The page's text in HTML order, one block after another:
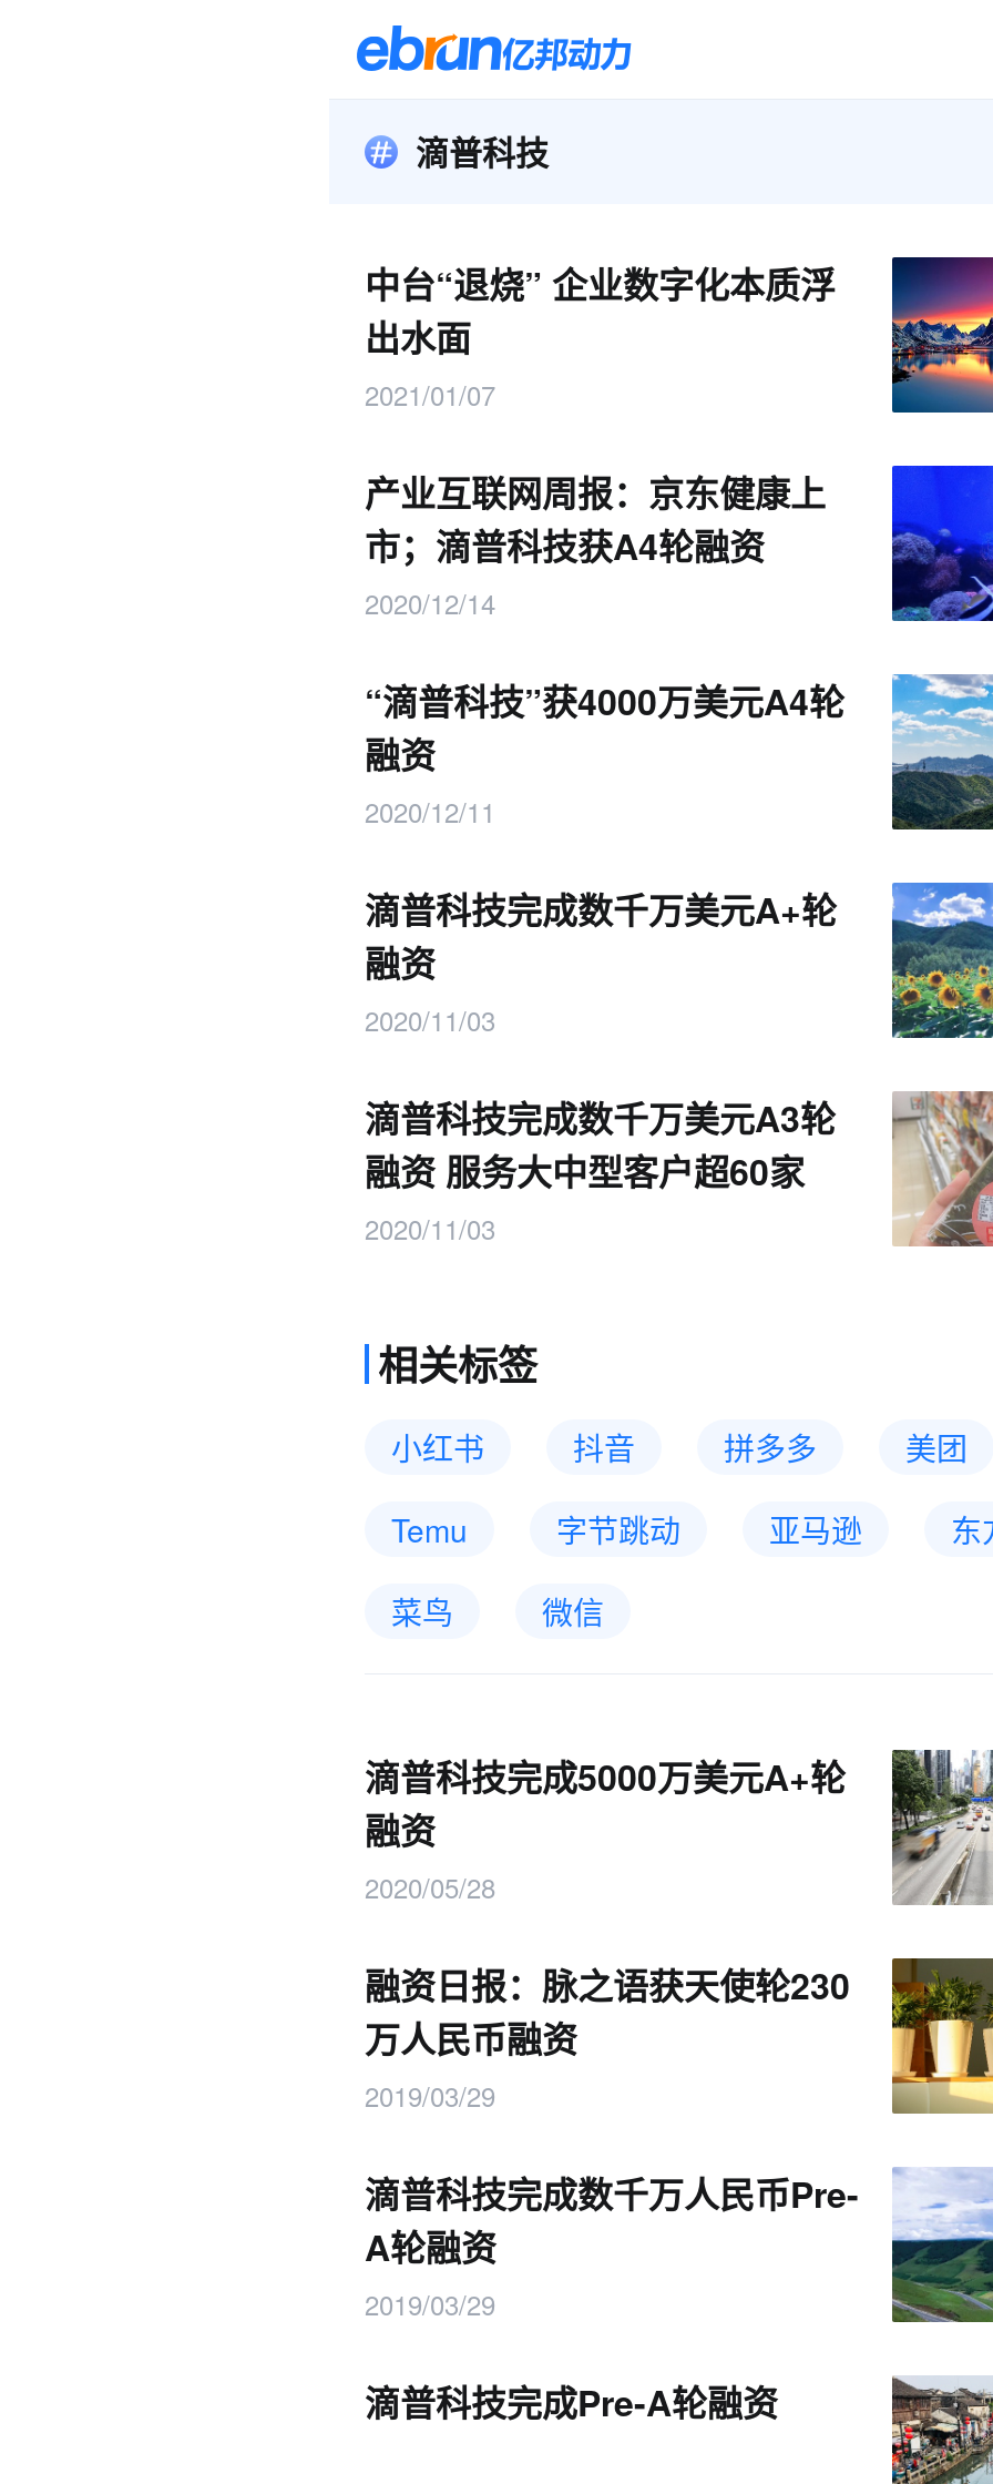
滴普科技
中台“退烧” 企业数字化本质浮
出水面
2021/01/07
产业互联网周报：京东健康上
市；滴普科技获A4轮融资
2020/12/14
“滴普科技”获4000万美元A4轮
融资
2020/12/11
滴普科技完成数千万美元A+轮
融资
2020/11/03
滴普科技完成数千万美元A3轮
融资 服务大中型客户超60家
2020/11/03
相关标签
小红书 抖音 拼多多
美团
Temu
字节跳动 亚马逊
东
菜鸟
微信
滴普科技完成5000万美元A+轮
融资
2020/05/28
融资日报：脉之语获天使轮230
万人民币融资
2019/03/29
滴普科技完成数千万人民币Pre-
A轮融资
2019/03/29
滴普科技完成Pre-A轮融资